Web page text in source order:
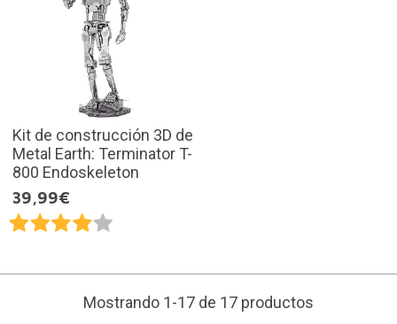
Kit de construcción 3D de
Metal Earth: Terminator T-
800 Endoskeleton
39,99€
Mostrando 1-17 de 17 productos